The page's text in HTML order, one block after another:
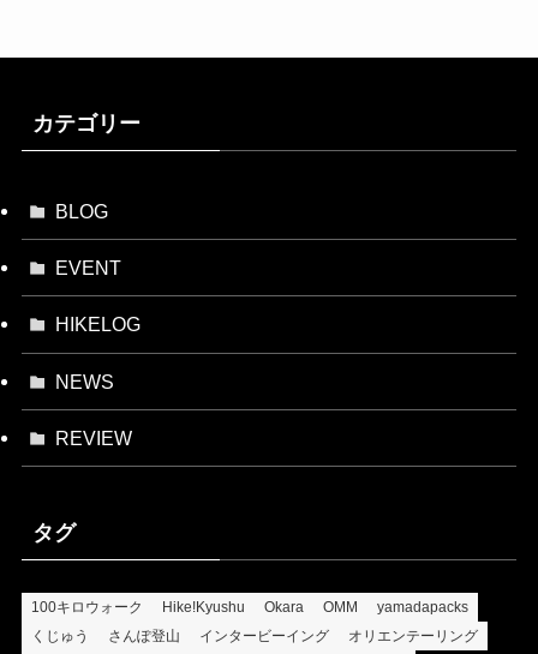
カテゴリー
BLOG
EVENT
HIKELOG
NEWS
REVIEW
タグ
100キロウォーク Hike!Kyushu Okara OMM
yamadapacks
くじゅう
さんぽ登山 インタービーイング
オリエンテーリング